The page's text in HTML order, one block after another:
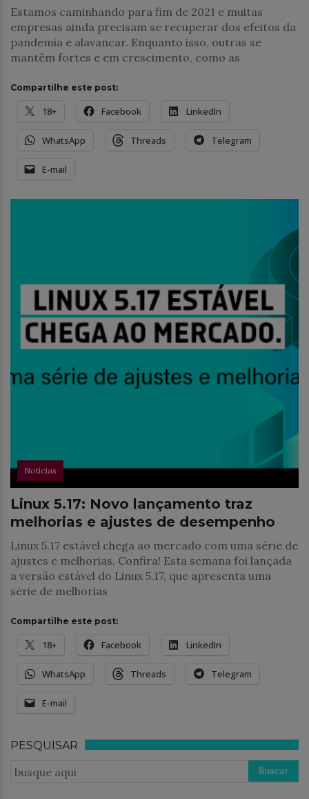
Estamos caminhando para fim de 2021 e muitas
empresas ainda precisam se recuperar dos efeitos da
pandemia e alavancar. Enquanto isso, outras se
mantêm fortes e em crescimento, como as
Compartilhe este post:
18+ Facebook LinkedIn
WhatsApp Threads Telegram
E-mail
Notícias
Linux 5.17: Novo lançamento traz
melhorias e ajustes de desempenho
Linux 5.17 estável chega ao mercado com uma série de
ajustes e melhorias. Confira! Esta semana foi lançada
a versão estável do Linux 5.17, que apresenta uma
série de melhorias
Compartilhe este post:
18+ Facebook LinkedIn
WhatsApp Threads Telegram
E-mail
PESQUISAR